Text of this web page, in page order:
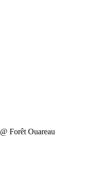
@ Forêt Ouareau